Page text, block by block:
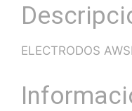
ELECTRODOS